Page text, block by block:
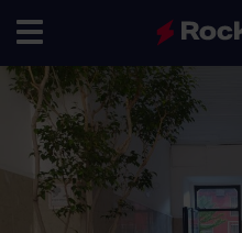
navigation